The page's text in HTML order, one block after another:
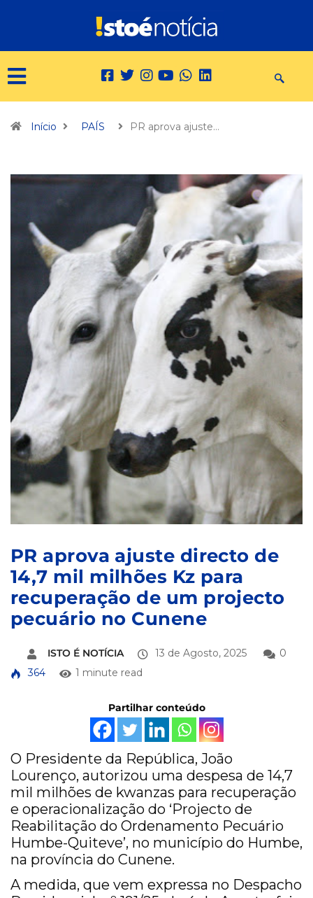
Início PAÍS PR aprova ajuste…
PR aprova ajuste directo de
14,7 mil milhões Kz para
recuperação de um projecto
pecuário no Cunene
ISTO É NOTÍCIA 13 de Agosto, 2025
0
364
1 minute read
Partilhar conteúdo
O Presidente da República, João
Lourenço, autorizou uma despesa de 14,7
mil milhões de kwanzas para recuperação
e operacionalização do ‘Projecto de
Reabilitação do Ordenamento Pecuário
Humbe-Quiteve’, no município do Humbe,
na província do Cunene.
A medida, que vem expressa no Despacho